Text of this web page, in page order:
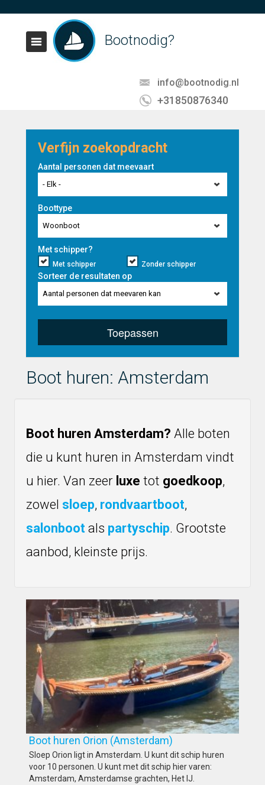
Bootnodig?
info@bootnodig.nl
+31850876340
Verfijn zoekopdracht
Aantal personen dat meevaart
- Elk -
Boottype
Woonboot
Met schipper?
Met schipper Zonder schipper
Sorteer de resultaten op
Aantal personen dat meevaren kan
Toepassen
Boot huren: Amsterdam
Boot huren Amsterdam? Alle boten
die u kunt huren in Amsterdam vindt
u hier. Van zeer luxe tot goedkoop,
zowel sloep, rondvaartboot,
salonboot als partyschip. Grootste
aanbod, kleinste prijs.
Boot huren Orion (Amsterdam)
Sloep Orion ligt in Amsterdam. U kunt dit schip huren
voor 10 personen. U kunt met dit schip hier varen:
Amsterdam, Amsterdamse grachten, Het IJ.